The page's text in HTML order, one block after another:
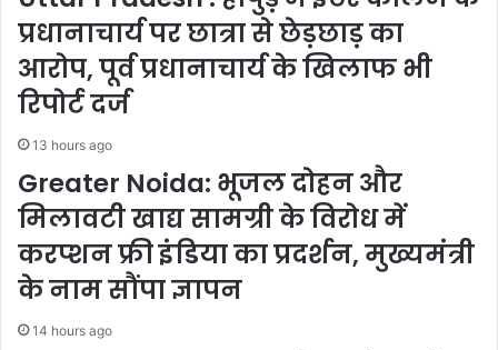
निकाला
प्रधानाचार्य पर छात्रा से छेड़छाड़ का
आरोप, पूर्व प्रधानाचार्य के खिलाफ भी
रिपोर्ट दर्ज
13 hours ago
Greater Noida: भूजल दोहन और
मिलावटी खाद्य सामग्री के विरोध में
करप्शन फ्री इंडिया का प्रदर्शन, मुख्यमंत्री
के नाम सौंपा ज्ञापन
14 hours ago